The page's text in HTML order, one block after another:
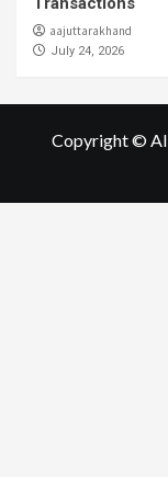
aajuttarakhand
July 24, 2026
Copyright ©